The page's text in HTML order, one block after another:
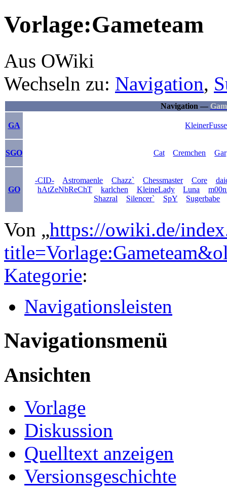
Vorlage:Gameteam
Aus OWiki
Wechseln zu: Navigation,
Navigation —
GA
SGO Cat Cremchen
GO
-CID- Astromaenle Chazz` Chessmaster Core
hAtZeNbReChT
karlchen KleineLady Luna
Shazral
Silencer` SpY Sugerbabe
Von „https://owiki.de/
Kategorie:
Navigationsleisten
Navigationsmenü
Ansichten
Vorlage
Diskussion
Quelltext anzeigen
Versionsgeschichte